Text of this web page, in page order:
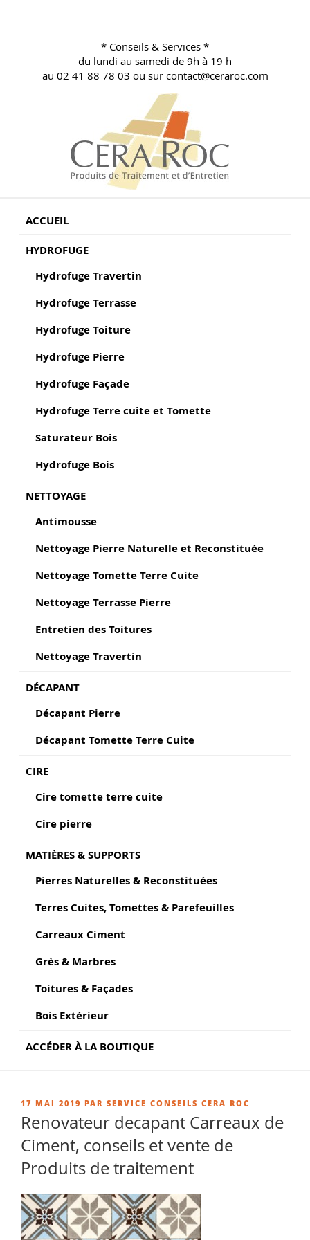
* Conseils & Services *
du lundi au samedi de 9h à 19 h
au 02 41 88 78 03 ou sur contact@ceraroc.com
ACCUEIL
HYDROFUGE
Hydrofuge Travertin
Hydrofuge Terrasse
Hydrofuge Toiture
Hydrofuge Pierre
Hydrofuge Façade
Hydrofuge Terre cuite et Tomette
Saturateur Bois
Hydrofuge Bois
NETTOYAGE
Antimousse
Nettoyage Pierre Naturelle et Reconstituée
Nettoyage Tomette Terre Cuite
Nettoyage Terrasse Pierre
Entretien des Toitures
Nettoyage Travertin
DÉCAPANT
Décapant Pierre
Décapant Tomette Terre Cuite
CIRE
Cire tomette terre cuite
Cire pierre
MATIÈRES & SUPPORTS
Pierres Naturelles & Reconstituées
Terres Cuites, Tomettes & Parefeuilles
Carreaux Ciment
Grès & Marbres
Toitures & Façades
Bois Extérieur
ACCÉDER À LA BOUTIQUE
PUBLIÉ
LE
17 MAI 2019 PAR SERVICE CONSEILS CERA ROC
Renovateur decapant Carreaux de
Ciment, conseils et vente de
Produits de traitement